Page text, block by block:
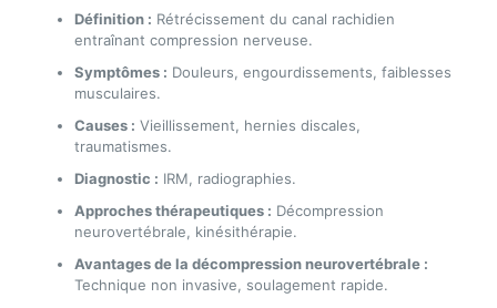
Définition : Rétrécissement du canal rachidien
entraînant compression nerveuse.
Symptômes : Douleurs, engourdissements, faiblesses
musculaires.
Causes : Vieillissement, hernies discales,
traumatismes.
Diagnostic : IRM, radiographies.
Approches thérapeutiques : Décompression
neurovertébrale, kinésithérapie.
Avantages de la décompression neurovertébrale :
Technique non invasive, soulagement rapide.